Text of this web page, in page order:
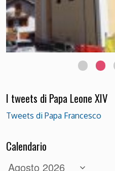
Chiesetta di Passo Rolle Foto
I tweets di Papa Leone XIV
Tweets di Papa Francesco
Calendario